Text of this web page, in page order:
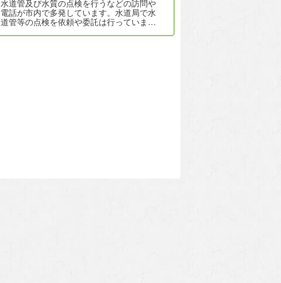
水道管及び水質の点検を行うなどの訪問や
電話が市内で多発しています。水道局で水
道管等の点検を依頼や委託は行っていませ